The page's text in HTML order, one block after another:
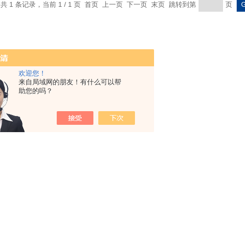
欢迎您！
来自局域网的朋友！有什么可以帮
助您的吗？
共 1 条记录，当前 1 / 1 页 首页 上一页 下一页 末页 跳转到第 页